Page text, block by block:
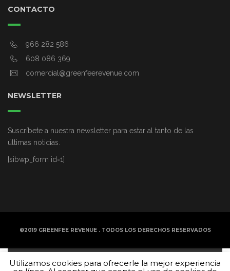
CONTACTO
966 282 586
608 086 369
comercial@greenfeerevenue.com
NEWSLETTER
Suscríbete a nuestra newsletter para estar al tanto de las
últimas noticias.
[sibwp_form id=1]
©2019 GREENFEE REVENUE . TODOS LOS DERECHOS RESERVADOS
Reproductor
de
Utilizamos cookies para ofrecerle la mejor experiencia